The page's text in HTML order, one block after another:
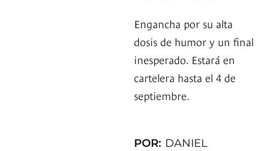
Engancha por su alta
dosis de humor y un final
inesperado. Estará en
cartelera hasta el 4 de
septiembre.
POR: DANIEL